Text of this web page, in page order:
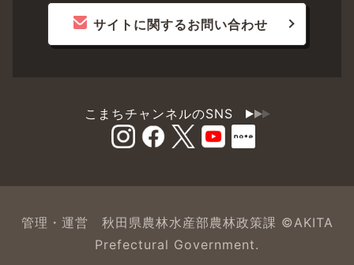
サイトに関するお問い合わせ
こまちチャンネルのSNS
管理・運営 秋田県農林水産部農林政策課 ©AKITA
Prefectural Government.